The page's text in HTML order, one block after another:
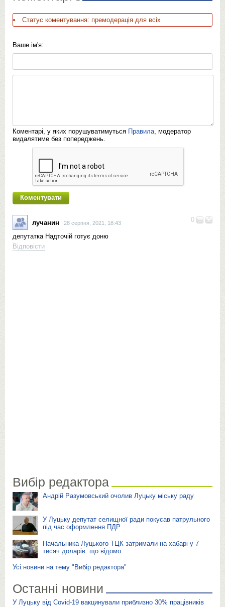
Статус коментування: премодерація для всіх
Ваше ім'я:
Коментарі, у яких порушуватимуться Правила , модератор
видалятиме без попереджень.
0
лучанин 28 серпня, 2021, 18:43
депутатка Надточій готує доню
Відповісти
Вибір редактора
Андрій Разумовський очолив Луцьку міську раду
У Луцьку депутат селищної ради покусав патрульного
під час оформлення ПДР
Начальника Луцького ТЦК затримали на хабарі у 7
тисяч доларів: що відомо
Усі новини на тему "Вибір редактора"
Останні новини
У Луцьку від Covid-19 вакцинували приблизно 30% працівників